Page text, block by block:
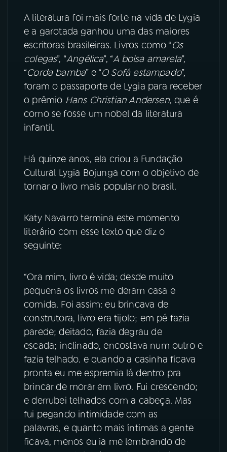
A literatura foi mais forte na vida de Lygia
e a garotada ganhou uma das maiores
escritoras brasileiras. Livros como “Os
colegas”, “Angélica”, “A bolsa amarela”,
“Corda bamba” e “O Sofá estampado”,
foram o passaporte de Lygia para receber
o prêmio Hans Christian Andersen, que é
como se fosse um nobel da literatura
infantil.
Há quinze anos, ela criou a Fundação
Cultural Lygia Bojunga com o objetivo de
tornar o livro mais popular no brasil.
Katy Navarro termina este momento
literário com esse texto que diz o
seguinte:
“Ora mim, livro é vida; desde muito
pequena os livros me deram casa e
comida. Foi assim: eu brincava de
construtora, livro era tijolo; em pé fazia
parede; deitado, fazia degrau de
escada; inclinado, encostava num outro e
fazia telhado. e quando a casinha ficava
pronta eu me espremia lá dentro pra
brincar de morar em livro. Fui crescendo;
e derrubei telhados com a cabeça. Mas
fui pegando intimidade com as
palavras, e quanto mais íntimas a gente
ficava, menos eu ia me lembrando de